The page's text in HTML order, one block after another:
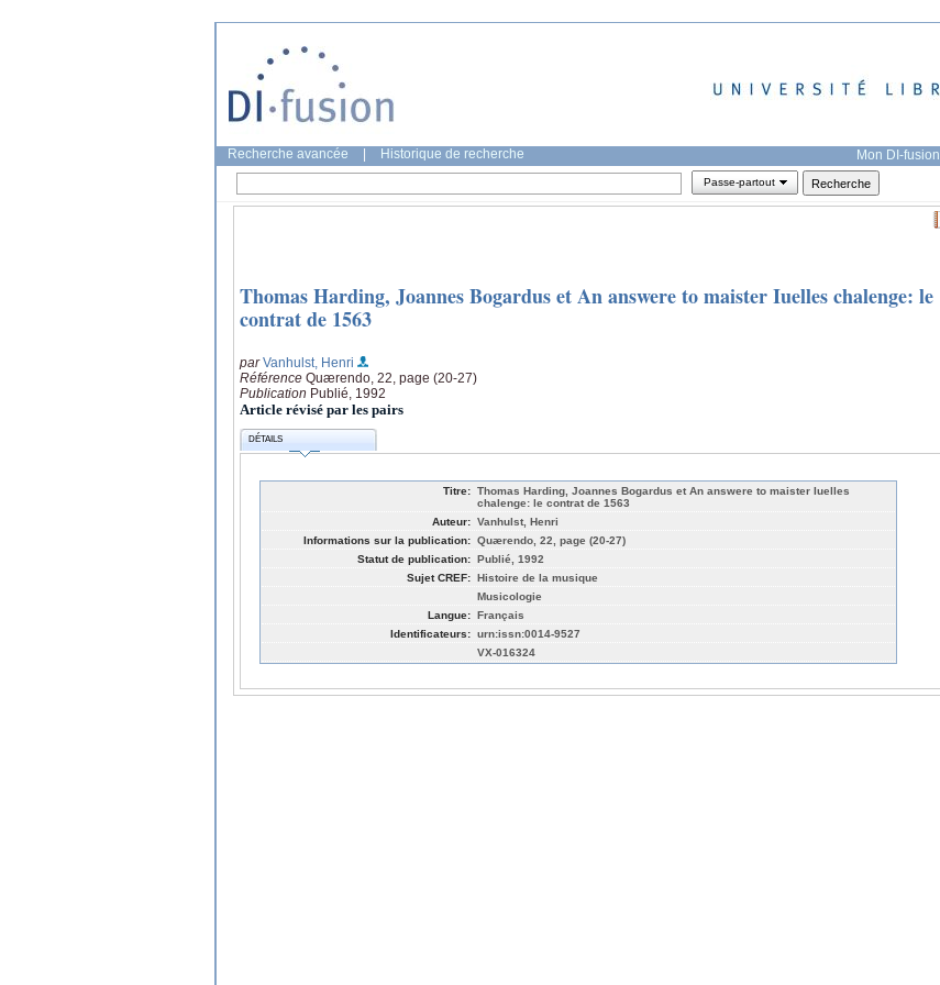
Recherche avancée Historique de recherche Mon DI-fusion
Passe-partout
Thomas Harding, Joannes Bogardus et An answere to maister Iuelles chalenge: le
contrat de 1563
parVanhulst, Henri
Référence Quærendo, 22, page (20-27)
Publication Publié, 1992
Article révisé par les pairs
DÉTAILS
Titre: Thomas Harding, Joannes Bogardus et An answere to maister Iuelles
chalenge: le contrat de 1563
Auteur: Vanhulst, Henri
Informations sur la publication: Quærendo, 22, page (20-27)
Statut de publication: Publié, 1992
Sujet CREF: Histoire de la musique
Musicologie
Langue: Français
Identificateurs: urn:issn:0014-9527
VX-016324